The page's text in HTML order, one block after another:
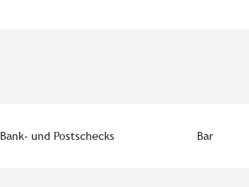
Bank- und Postschecks Bar